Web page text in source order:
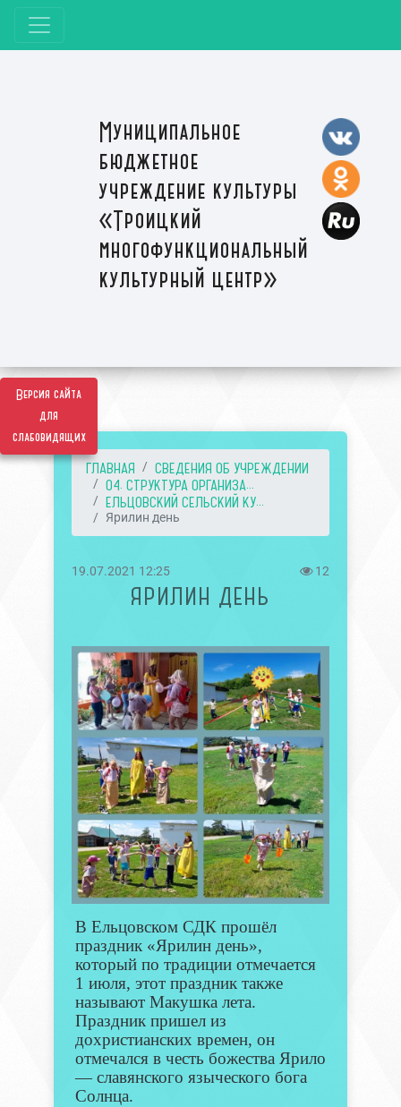
Версия сайта
для
слабовидящих
Муниципальное
бюджетное
учреждение культуры
«Троицкий
многофункциональный
культурный центр»
ГЛАВНАЯ
СВЕДЕНИЯ ОБ УЧРЕЖДЕНИИ
04. СТРУКТУРА ОРГАНИЗА...
ЕЛЬЦОВСКИЙ СЕЛЬСКИЙ КУ...
Ярилин день
19.07.2021 12:25 12
ЯРИЛИН ДЕНЬ
В Ельцовском СДК прошёл
праздник «Ярилин день»,
который по традиции отмечается
1 июля, этот праздник также
называют Макушка лета.
Праздник пришел из
дохристианских времен, он
отмечался в честь божества Ярило
— славянского языческого бога
Солнца.